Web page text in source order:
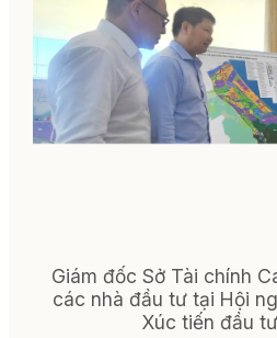
Giám đốc Sở Tài chính
các nhà đầu tư tại Hội
Xúc tiến đầu